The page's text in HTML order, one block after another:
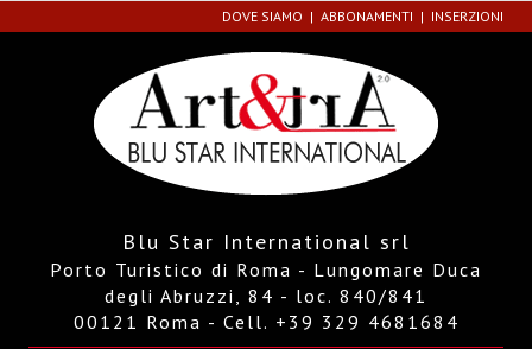
DOVE SIAMO ABBONAMENTI INSERZIONI
Blu Star International srl
Porto Turistico di Roma - Lungomare Duca
degli Abruzzi, 84 - loc. 840/841
00121 Roma - Cell. +39 329 4681684